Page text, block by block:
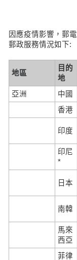
因應疫情影響，郵
郵政服務情況如下:
地區
目的
地
亞洲
中國
香港
印度
印尼
*
日本
南韓
馬來
西亞
菲律